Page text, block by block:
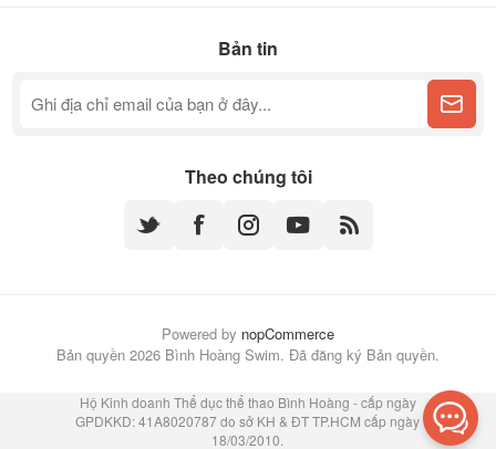
Bản tin
Theo chúng tôi
Powered by nopCommerce
Bản quyền 2026 Bình Hoàng Swim. Đã đăng ký Bản quyền.
Hộ Kinh doanh Thể dục thể thao Bình Hoàng - cấp ngày
GPDKKD: 41A8020787 do sở KH & ĐT TP.HCM cấp ngày
18/03/2010.